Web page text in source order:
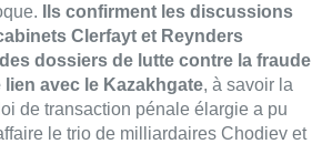
Ils confirment les discussions
Clerfayt et Reynders
dossiers de lutte contre la fraude
avec le Kazakhgate, à savoir la
de transaction pénale élargie a pu
le trio de milliardaires Chodiev et